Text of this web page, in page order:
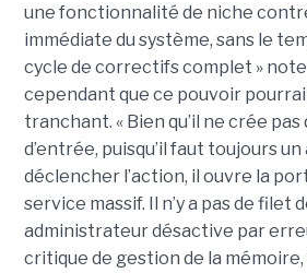
une fonctionnalité de niche
immédiate du système, sans le
cycle de correctifs complet »
cependant que ce pouvoir
tranchant. « Bien qu’il ne crée
d’entrée, puisqu’il faut toujours
déclencher l’action, il ouvre la
service massif. Il n’y a pas de filet
administrateur désactive par
critique de gestion de la